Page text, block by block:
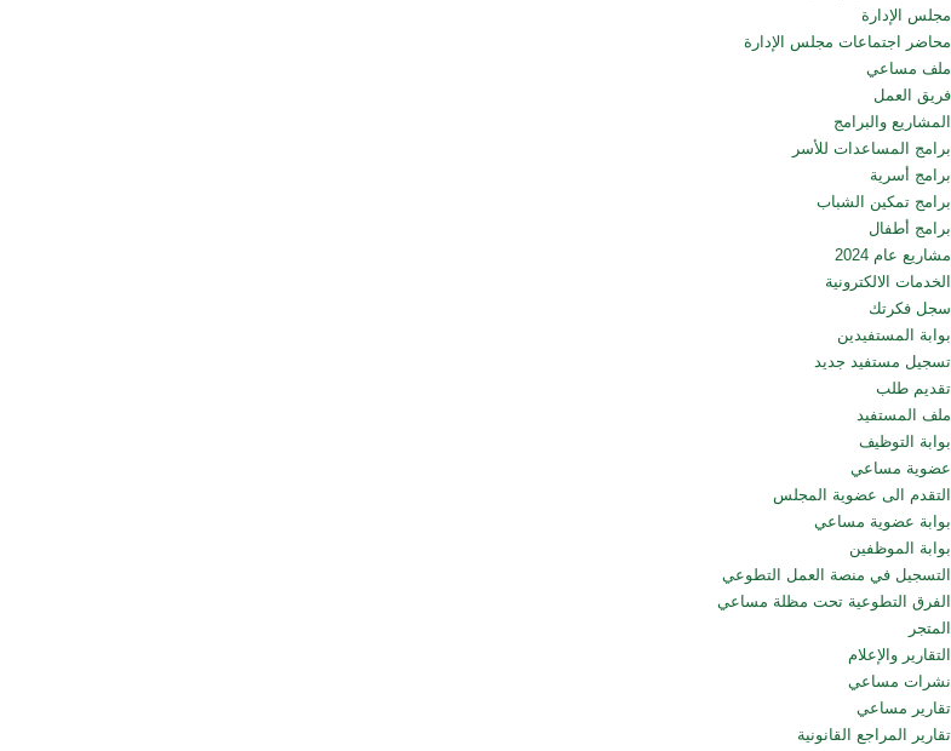
مجلس الإدارة
محاضر اجتماعات مجلس الإدارة
ملف مساعي
فريق العمل
المشاريع والبرامج
برامج المساعدات للأسر
برامج أسرية
برامج تمكين الشباب
برامج أطفال
مشاريع عام 2024
الخدمات الالكترونية
سجل فكرتك
بوابة المستفيدين
تسجيل مستفيد جديد
تقديم طلب
ملف المستفيد
بوابة التوظيف
عضوية مساعي
التقدم الى عضوية المجلس
بوابة عضوية مساعي
بوابة الموظفين
التسجيل في منصة العمل التطوعي
الفرق التطوعية تحت مظلة مساعي
المتجر
التقارير والإعلام
نشرات مساعي
تقارير مساعي
تقارير المراجع القانونية